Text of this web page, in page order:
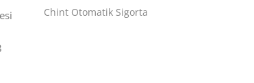
Chint Otomatik Sigorta